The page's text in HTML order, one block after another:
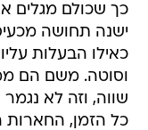
כך שכולם מגלים
ישנה תחושה
כאילו הבעלות
וסוטה. משם הם
שווה, וזה לא
כל הזמן, החארות